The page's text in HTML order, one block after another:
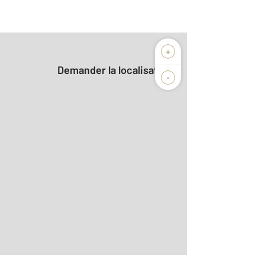
+
-
Demander la localisation